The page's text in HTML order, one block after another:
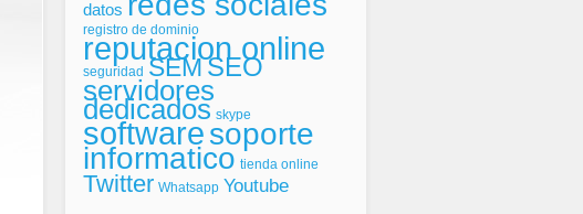
datos
registro de dominio
reputacion online
seguridad SEMSEO
servidores
dedicados skype
softwaresoporte
informatico tienda online
Twitter Whatsapp Youtube